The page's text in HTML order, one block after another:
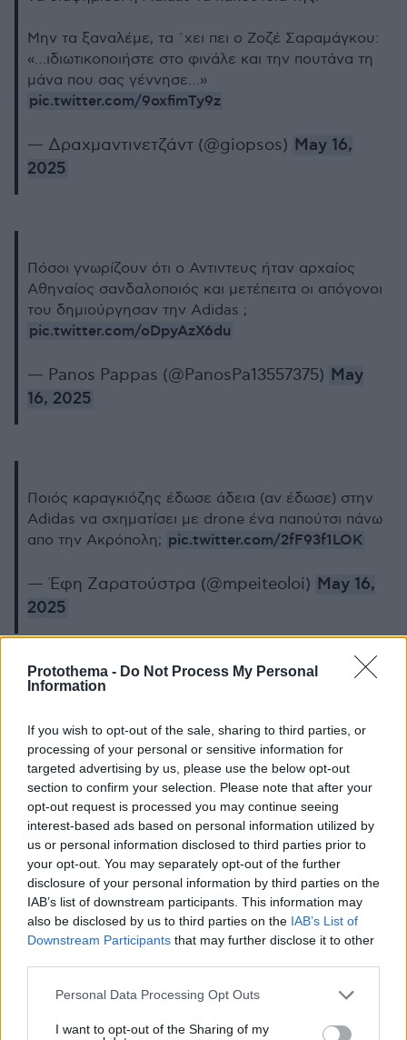
Protothema - Do Not Process My Personal
Information
If you wish to opt-out of the sale, sharing to third parties, or
processing of your personal or sensitive information for
targeted advertising by us, please use the below opt-out
section to confirm your selection. Please note that after your
opt-out request is processed you may continue seeing
interest-based ads based on personal information utilized by
us or personal information disclosed to third parties prior to
your opt-out. You may separately opt-out of the further
disclosure of your personal information by third parties on the
IAB’s list of downstream participants. This information may
also be disclosed by us to third parties on the IAB’s List of
Downstream Participants that may further disclose it to other
Please note that this website/app uses one or more Google
not limited to your visit or usage behaviour. You may click to
Personal Data Processing Opt Outs
I want to opt-out of the Sharing of my
Μην τα ξαναλέμε, τα ΄χει πει ο Ζοζέ Σαραμάγκου:
«…ιδιωτικοποιήστε στο φινάλε και την πουτάνα τη
μάνα που σας γέννησε…»
pic.twitter.com/9oxfimTy9z
— Δραχμαντινετζάντ (@giopsos) May 16,
2025
Πόσοι γνωρίζουν ότι ο Αντιντευς ήταν αρχαίος
Αθηναίος σανδαλοποιός και μετέπειτα οι απόγονοι
του δημιούργησαν την Adidas ;
pic.twitter.com/oDpyAzX6du
— Panos Pappas (@PanosPa13557375) May
16, 2025
Ποιός καραγκιόζης έδωσε άδεια (αν έδωσε) στην
Adidas να σχηματίσει με drone ένα παπούτσι πάνω
απο την Ακρόπολη; pic.twitter.com/2fF93f1LOK
— Έφη Ζαρατούστρα (@mpeiteoloi) May 16,
2025
ο απόλυτος πάτος και ξεπεσμος σε μια εικόνα.
Αθλητικο παπουτσι#Adidasπαταει τον
#Παρθενώνα
Δεν είναι fake, ειναι η πλήρης υποταγή στις
αγορές, στις big firms και στην αδίστακτη
μαφιόζικη ελιτ που της ανηκουν τα παντα στη
χωρα συμπεριλαμβανομένης και της#Ακρόπολη
ς pic.twitter.com/zqyTU1nmop
— Danæ 🗨 (@d_an_ae)May 16, 2025